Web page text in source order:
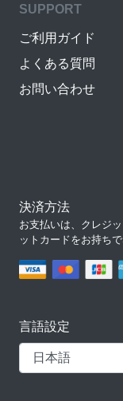
SUPPORT
ご利用ガイド
よくある質問
お問い合わせ
決済方法
お支払いは、クレジ
ットカードをお持ち
言語設定